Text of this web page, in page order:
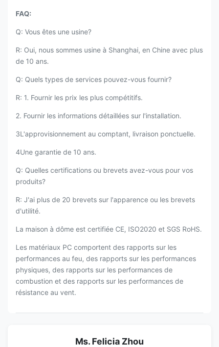
FAQ:
Q: Vous êtes une usine?
R: Oui, nous sommes usine à Shanghai, en Chine avec plus
de 10 ans.
Q: Quels types de services pouvez-vous fournir?
R: 1. Fournir les prix les plus compétitifs.
2. Fournir les informations détaillées sur l'installation.
3L'approvisionnement au comptant, livraison ponctuelle.
4Une garantie de 10 ans.
Q: Quelles certifications ou brevets avez-vous pour vos
produits?
R: J'ai plus de 20 brevets sur l'apparence ou les brevets
d'utilité.
La maison à dôme est certifiée CE, ISO2020 et SGS RoHS.
Les matériaux PC comportent des rapports sur les
performances au feu, des rapports sur les performances
physiques, des rapports sur les performances de
combustion et des rapports sur les performances de
résistance au vent.
Ms. Felicia Zhou